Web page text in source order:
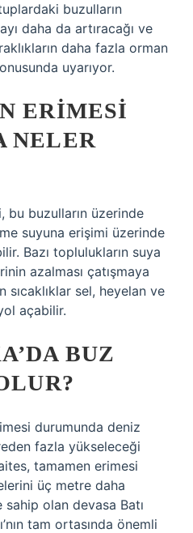
buzulların
daha da artıracağı ve
daha fazla orman
uyarıyor.
ERIMESI
NELER
bu buzulların üzerinde
suyuna erişimi üzerinde
Bazı toplulukların suya
azalması çatışmaya
sıcaklıklar sel, heyelan ve
açabilir.
BUZ
durumunda deniz
fazla yükseleceği
tamamen erimesi
üç metre daha
olan devasa Batı
tam ortasında önemli